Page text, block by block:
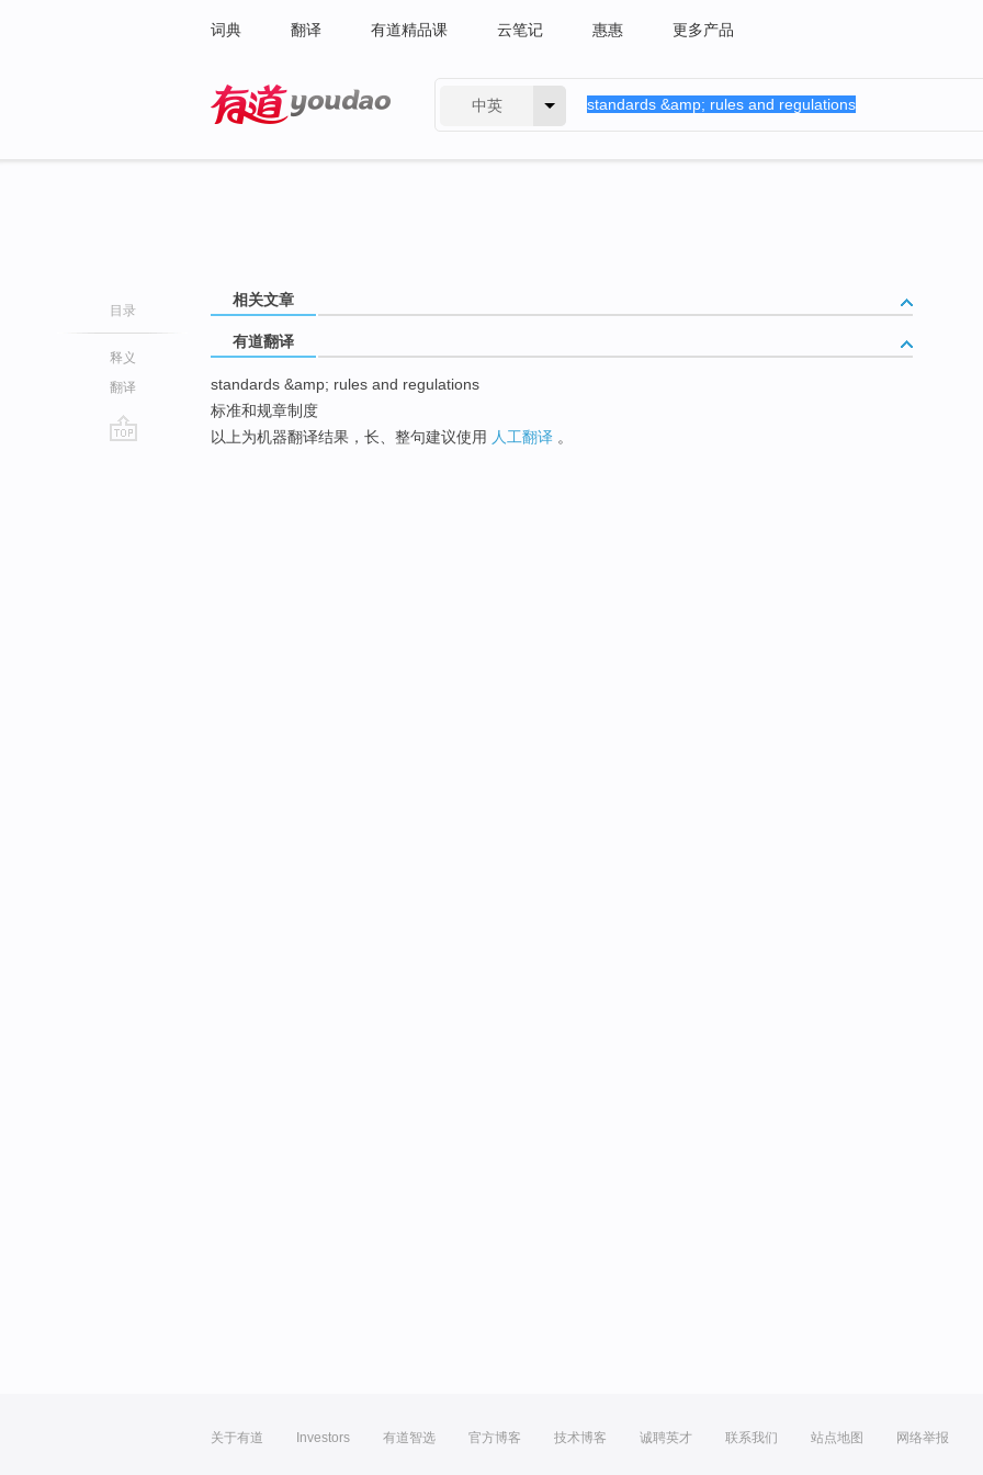
词典 翻译 有道精品课 云笔记 惠惠 更多产品
中英
目录
释义
翻译
相关文章
有道翻译
standards &amp; rules and regulations
标准和规章制度
以上为机器翻译结果，长、整句建议使用 人工翻译 。
关于有道 Investors 有道智选 官方博客 技术博客 诚聘英才 联系我们 站点地图 网络举报